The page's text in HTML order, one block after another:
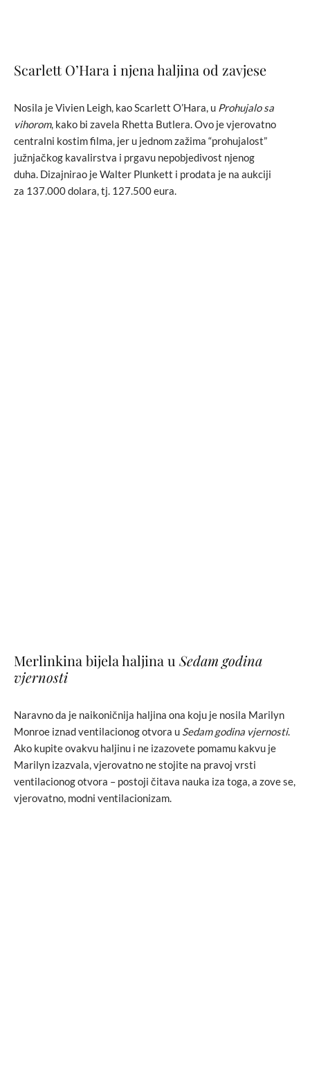
Scarlett O’Hara i njena haljina od zavjese
Nosila je Vivien Leigh, kao Scarlett O’Hara, u Prohujalo sa
vihorom, kako bi zavela Rhetta Butlera. Ovo je vjerovatno
centralni kostim filma, jer u jednom zažima “prohujalost”
južnjačkog kavalirstva i prgavu nepobjedivost njenog
duha. Dizajnirao je Walter Plunkett i prodata je na aukciji
za 137.000 dolara, tj. 127.500 eura.
Merlinkina bijela haljina u Sedam godina
vjernosti
Naravno da je naikoničnija haljina ona koju je nosila Marilyn
Monroe iznad ventilacionog otvora u Sedam godina vjernosti.
Ako kupite ovakvu haljinu i ne izazovete pomamu kakvu je
Marilyn izazvala, vjerovatno ne stojite na pravoj vrsti
ventilacionog otvora – postoji čitava nauka iza toga, a zove se,
vjerovatno, modni ventilacionizam.